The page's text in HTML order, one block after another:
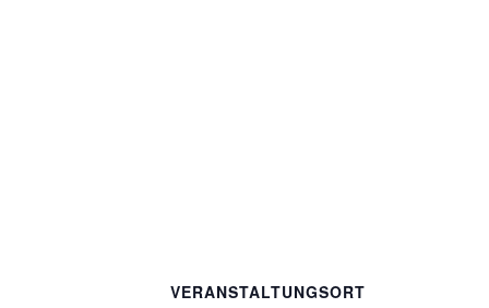
VERANSTALTUNGSORT